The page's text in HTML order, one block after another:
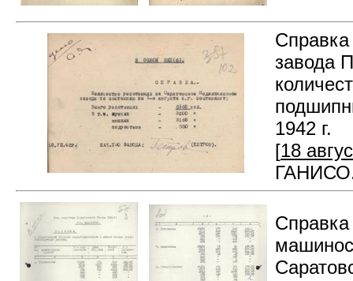
Справка
завода
1942 г.
[18
Справка